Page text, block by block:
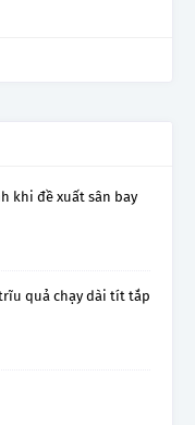
khi đề xuất sân bay
quả chạy dài tít tắp